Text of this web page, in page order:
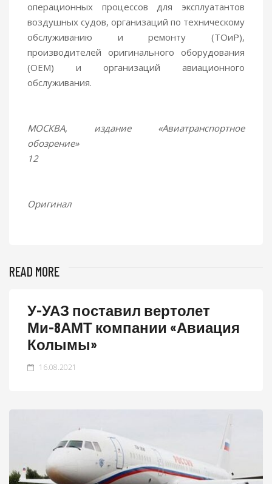
операционных процессов для эксплуатантов
воздушных судов, организаций по техническому
обслуживанию и ремонту (ТОиР),
производителей оригинального оборудования
(OEM) и организаций авиационного
обслуживания.
МОСКВА, издание «Авиатранспортное
обозрение»
12
Оригинал
READ MORE
У-УАЗ поставил вертолет
Ми-8АМТ компании «Авиация
Колымы»
16.08.2021